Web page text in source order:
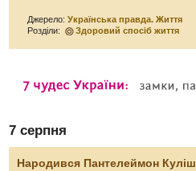
Джерело:Українська правда. Життя
Розділи:
Здоровий спосіб життя
7 серпня
Народився Пантелеймон Куліш